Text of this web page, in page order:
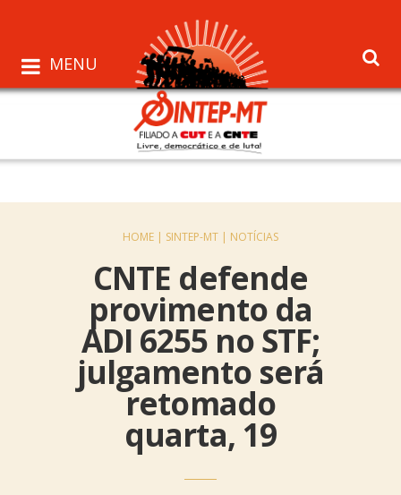
MENU
HOME | SINTEP-MT | NOTÍCIAS
CNTE defende
provimento da
ADI 6255 no STF;
julgamento será
retomado
quarta, 19